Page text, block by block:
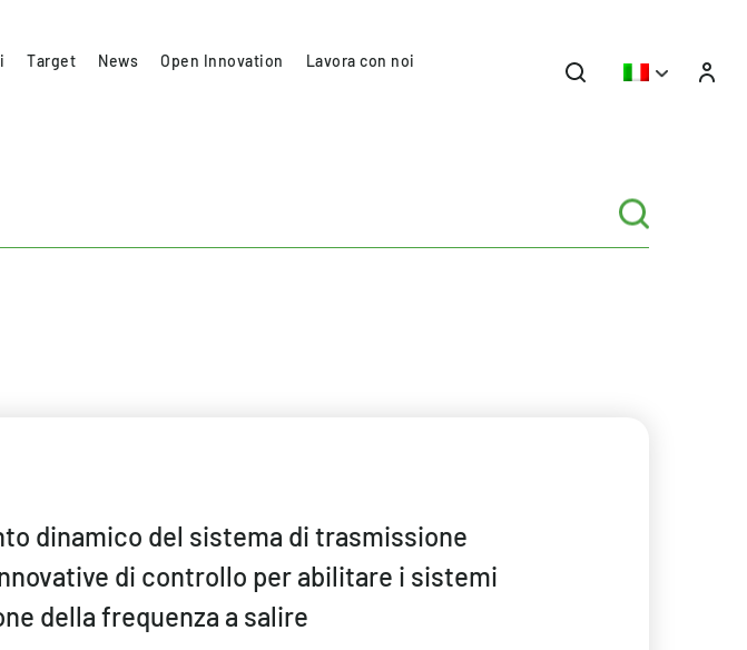
Target News Open Innovation Lavora con noi
dinamico del sistema di trasmissione
di controllo per abilitare i sistemi
della frequenza a salire